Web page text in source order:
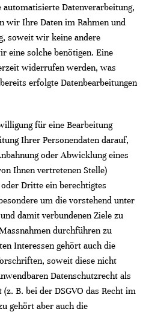
Datenverarbeitung,
wir Ihre Daten im Rahmen und
soweit wir keine andere
eine solche benötigen. Eine
widerrufen werden, was
erfolgte Datenbearbeitungen
für eine Bearbeitung
Ihrer Personendaten darauf,
oder Abwicklung eines
Ihnen vertretenen Stelle)
Dritte ein berechtigtes
um die vorstehend unter
damit verbundenen Ziele zu
durchführen zu
Interessen gehört auch die
soweit diese nicht
Datenschutzrecht als
B. bei der DSGVO das Recht im
gehört aber auch die